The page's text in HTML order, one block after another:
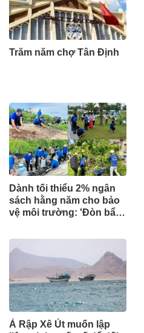
Trăm năm chợ Tân Định
Dành tối thiểu 2% ngân
sách hằng năm cho bảo
vệ môi trường: 'Đòn bẩy'
ngoặt quản trị hiện đại
Ả Rập Xê Út muốn lập